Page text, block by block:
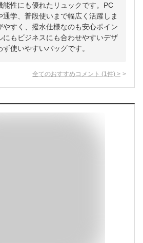
能性にも優れたリュックです。PC
通学、普段使いまで幅広く活躍しま
やすく、撥水仕様なのも安心ポイン
にもビジネスにも合わせやすいデザ
使いやすいバッグです。
全てのおすすめコメント (1 件) >